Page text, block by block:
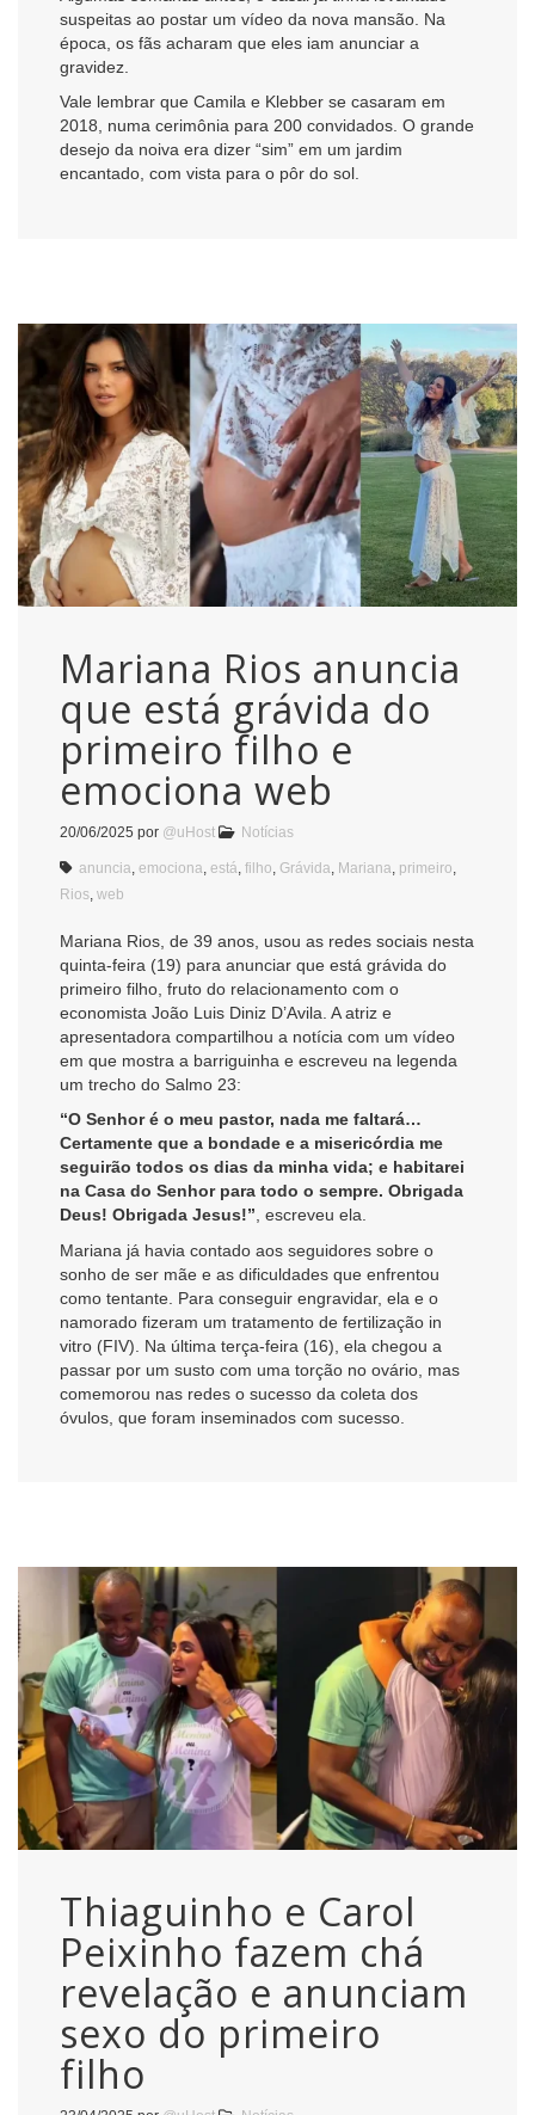
suspeitas ao postar um vídeo da nova mansão. Na
época, os fãs acharam que eles iam anunciar a
gravidez.
Vale lembrar que Camila e Klebber se casaram em
2018, numa cerimônia para 200 convidados. O grande
desejo da noiva era dizer “sim” em um jardim
encantado, com vista para o pôr do sol.
Mariana Rios anuncia
que está grávida do
primeiro filho e
emociona web
20/06/2025 por @uHost Notícias
anuncia emociona está filho Grávida Mariana primeiro
Rios web
Mariana Rios, de 39 anos, usou as redes sociais nesta
quinta-feira (19) para anunciar que está grávida do
primeiro filho, fruto do relacionamento com o
economista João Luis Diniz D’Avila. A atriz e
apresentadora compartilhou a notícia com um vídeo
em que mostra a barriguinha e escreveu na legenda
um trecho do Salmo 23:
“O Senhor é o meu pastor, nada me faltará…
Certamente que a bondade e a misericórdia me
seguirão todos os dias da minha vida; e habitarei
na Casa do Senhor para todo o sempre. Obrigada
Deus! Obrigada Jesus!” , escreveu ela.
Mariana já havia contado aos seguidores sobre o
sonho de ser mãe e as dificuldades que enfrentou
como tentante. Para conseguir engravidar, ela e o
namorado fizeram um tratamento de fertilização in
vitro (FIV). Na última terça-feira (16), ela chegou a
passar por um susto com uma torção no ovário, mas
comemorou nas redes o sucesso da coleta dos
óvulos, que foram inseminados com sucesso.
Thiaguinho e Carol
Peixinho fazem chá
revelação e anunciam
sexo do primeiro
filho